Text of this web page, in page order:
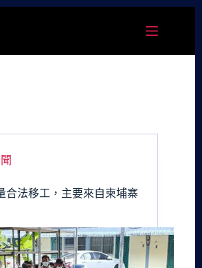
合法移工，主要來自柬埔寨